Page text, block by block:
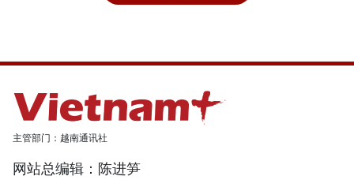
主管部门：越南通讯社
网站总编辑：陈进笋